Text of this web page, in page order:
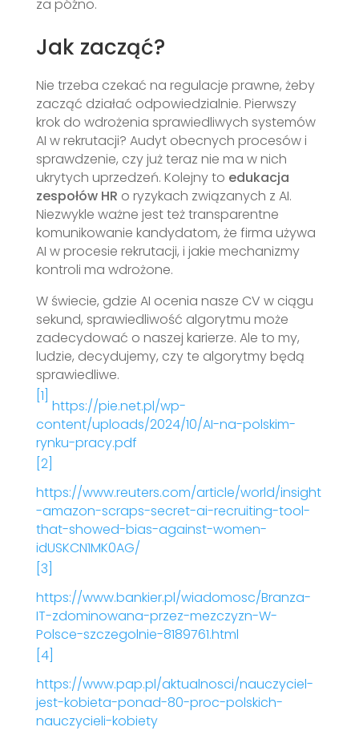
za późno.
Jak zacząć?
Nie trzeba czekać na regulacje prawne, żeby
zacząć działać odpowiedzialnie. Pierwszy
krok do wdrożenia sprawiedliwych systemów
AI w rekrutacji? Audyt obecnych procesów i
sprawdzenie, czy już teraz nie ma w nich
ukrytych uprzedzeń. Kolejny to edukacja
zespołów HR o ryzykach związanych z AI.
Niezwykle ważne jest też transparentne
komunikowanie kandydatom, że firma używa
AI w procesie rekrutacji, i jakie mechanizmy
kontroli ma wdrożone.
W świecie, gdzie AI ocenia nasze CV w ciągu
sekund, sprawiedliwość algorytmu może
zadecydować o naszej karierze. Ale to my,
ludzie, decydujemy, czy te algorytmy będą
sprawiedliwe.
[1]
https://pie.net.pl/wp-
content/uploads/2024/10/AI-na-polskim-
rynku-pracy.pdf
[2]
https://www.reuters.com/article/world/insight
-amazon-scraps-secret-ai-recruiting-tool-
that-showed-bias-against-women-
idUSKCN1MK0AG/
[3]
https://www.bankier.pl/wiadomosc/Branza-
IT-zdominowana-przez-mezczyzn-W-
Polsce-szczegolnie-8189761.html
[4]
https://www.pap.pl/aktualnosci/nauczyciel-
jest-kobieta-ponad-80-proc-polskich-
nauczycieli-kobiety